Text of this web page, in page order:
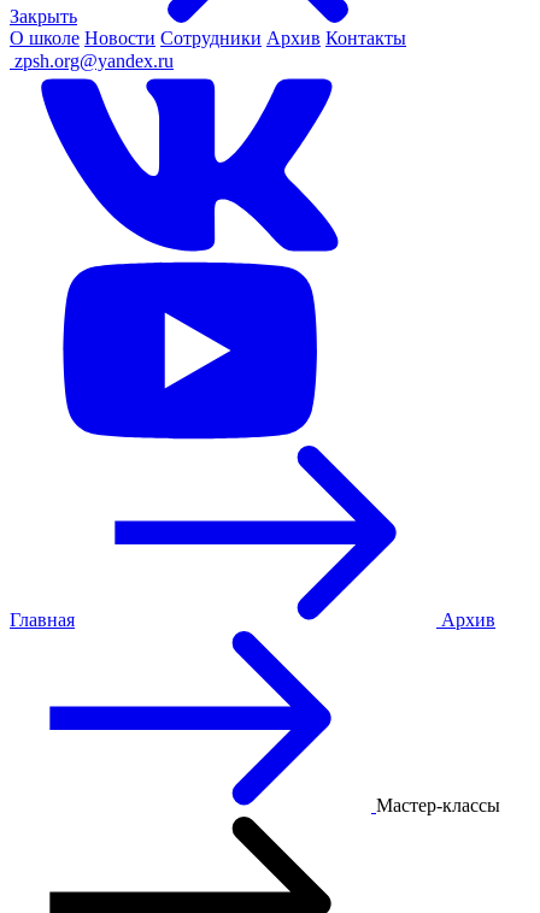
Закрыть
О школе Новости Сотрудники Архив Контакты
zpsh.org@yandex.ru
Главная Архив
Мастер-классы